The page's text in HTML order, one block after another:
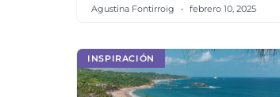
Agustina Fontirroig febrero 10, 2025
INSPIRACIÓN